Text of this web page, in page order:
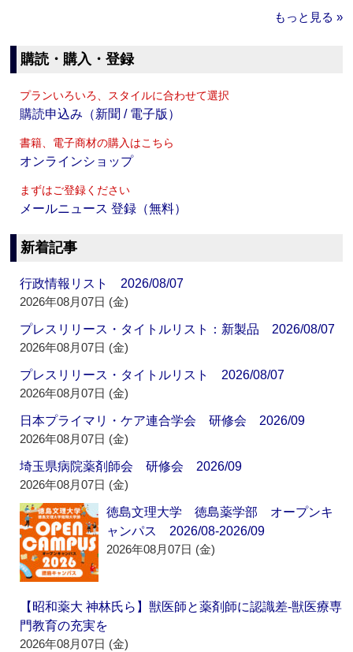
もっと見る »
購読・購入・登録
プランいろいろ、スタイルに合わせて選択
購読申込み（新聞 / 電子版）
書籍、電子商材の購入はこちら
オンラインショップ
まずはご登録ください
メールニュース 登録（無料）
新着記事
行政情報リスト 2026/08/07
2026年08月07日 (金)
プレスリリース・タイトルリスト：新製品 2026/08/07
2026年08月07日 (金)
プレスリリース・タイトルリスト 2026/08/07
2026年08月07日 (金)
日本プライマリ・ケア連合学会 研修会 2026/09
2026年08月07日 (金)
埼玉県病院薬剤師会 研修会 2026/09
2026年08月07日 (金)
徳島文理大学 徳島薬学部 オープンキ
ャンパス 2026/08-2026/09
2026年08月07日 (金)
【昭和薬大 神林氏ら】獣医師と薬剤師に認識差‐獣医療専
門教育の充実を
2026年08月07日 (金)